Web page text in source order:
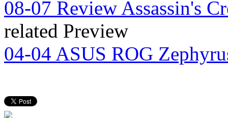
08-07 Review Assassin's
related Preview
04-04 ASUS ROG